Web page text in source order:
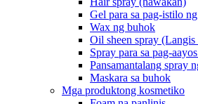
Gel para sa pag-istilo
Wax ng buhok
Oil sheen spray
Spray para sa pag-
Pansamantalang spray
Maskara sa buhok
Mga produktong kosmetiko